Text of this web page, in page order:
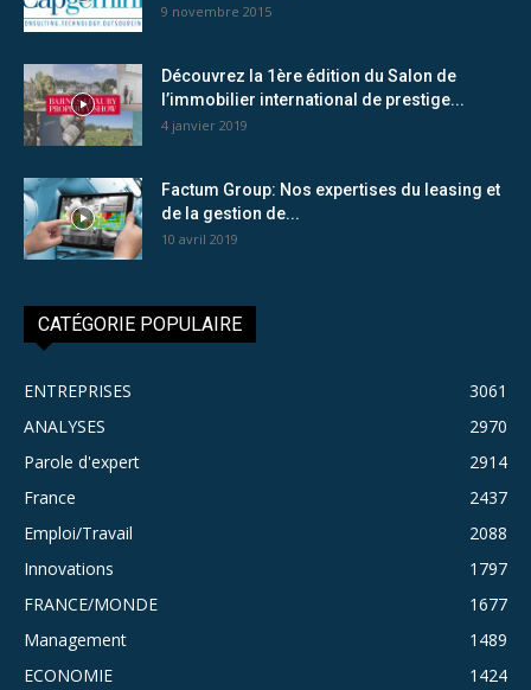
9 novembre 2015
Découvrez la 1ère édition du Salon de
l’immobilier international de prestige...
4 janvier 2019
Factum Group: Nos expertises du leasing et
de la gestion de...
10 avril 2019
CATÉGORIE POPULAIRE
ENTREPRISES
3061
ANALYSES
2970
Parole d'expert
2914
France
2437
Emploi/Travail
2088
Innovations
1797
FRANCE/MONDE
1677
Management
1489
ECONOMIE
1424